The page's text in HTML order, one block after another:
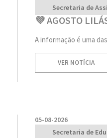
Secretaria de
💜 AGOSTO
A informação é uma
VER NOTÍCIA
05-08-2026
Secretaria de